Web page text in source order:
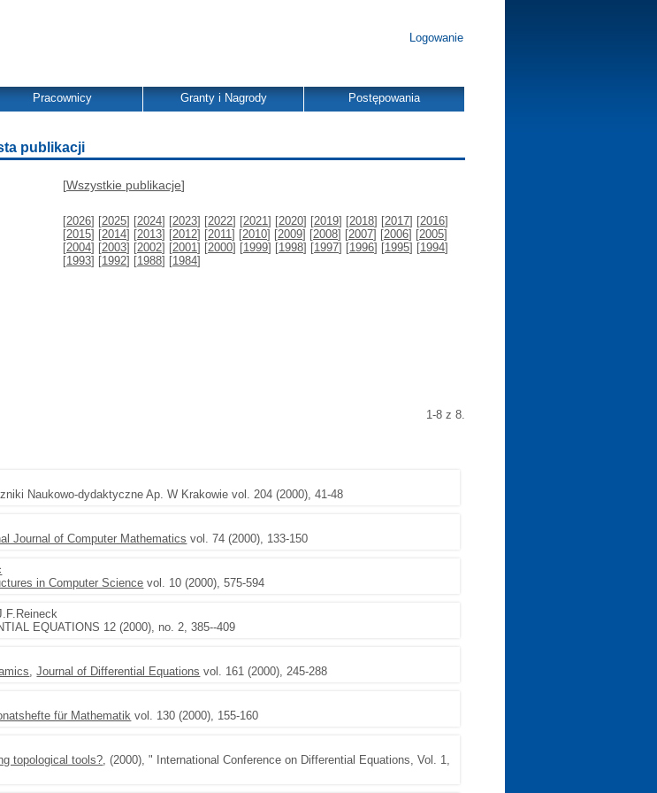
Logowanie
Pracownicy Granty i Nagrody Postępowania
publikacji
[Wszystkie publikacje]
[2026] [2025] [2024] [2023] [2022] [2021] [2020] [2019] [2018] [2017] [2016]
[2015] [2014] [2013] [2012] [2011] [2010] [2009] [2008] [2007] [2006] [2005]
[2004] [2003] [2002] [2001] [2000] [1999] [1998] [1997] [1996] [1995] [1994]
[1993] [1992] [1988] [1984]
1-8 z 8.
Naukowo-dydaktyczne Ap. W Krakowie vol. 204 (2000), 41-48
Journal of Computer Mathematics vol. 74 (2000), 133-150
in Computer Science vol. 10 (2000), 575-594
EQUATIONS 12 (2000), no. 2, 385--409
,Journal of Differential Equations vol. 161 (2000), 245-288
für Mathematik vol. 130 (2000), 155-160
topological tools?, (2000), " International Conference on Differential Equations, Vol. 1,